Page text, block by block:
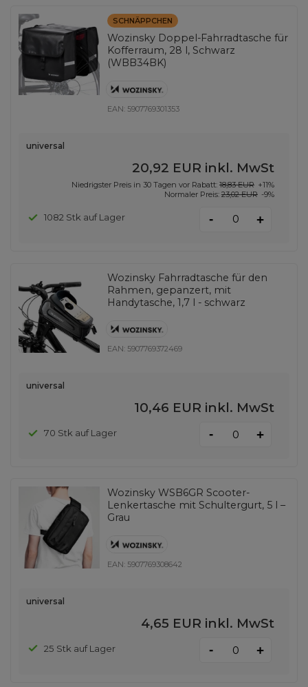
SCHNÄPPCHEN
Wozinsky Doppel-Fahrradtasche für
Kofferraum, 28 l, Schwarz
(WBB34BK)
EAN: 5907769301353
universal
20,92 EUR inkl. MwSt
Niedrigster Preis in 30 Tagen vor Rabatt: 18,83 EUR +11%
Normaler Preis: 23,02 EUR -9%
1082 Stk auf Lager - +
Wozinsky Fahrradtasche für den
Rahmen, gepanzert, mit
Handytasche, 1,7 l - schwarz
EAN: 5907769372469
universal
10,46 EUR inkl. MwSt
70 Stk auf Lager - +
Wozinsky WSB6GR Scooter-
Lenkertasche mit Schultergurt, 5 l –
Grau
EAN: 5907769308642
universal
4,65 EUR inkl. MwSt
25 Stk auf Lager - +